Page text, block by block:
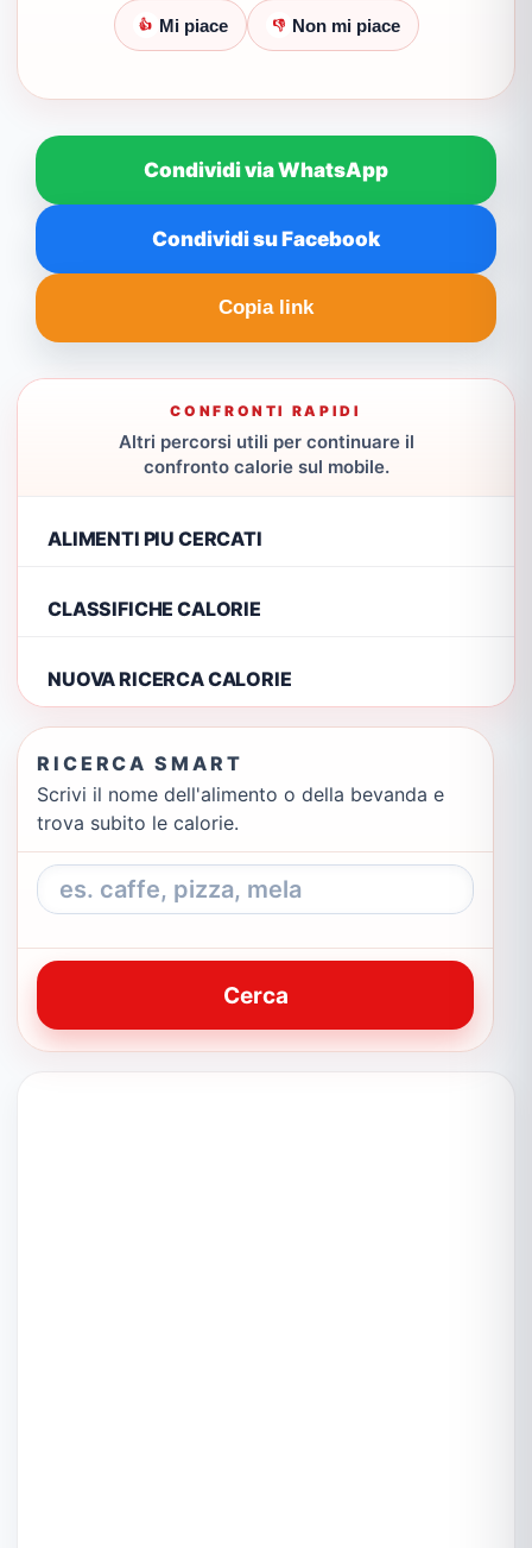
👍 Mi piace 👎 Non mi piace
Condividi via WhatsApp
Condividi su Facebook
Copia link
CONFRONTI RAPIDI
Altri percorsi utili per continuare il
confronto calorie sul mobile.
ALIMENTI PIU CERCATI
CLASSIFICHE CALORIE
NUOVA RICERCA CALORIE
RICERCA SMART
Scrivi il nome dell'alimento o della bevanda e
trova subito le calorie.
Cerca